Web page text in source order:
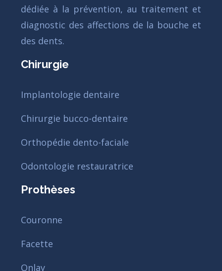
dédiée à la prévention, au traitement et
diagnostic des affections de la bouche et
des dents.
Chirurgie
Implantologie dentaire
Chirurgie bucco-dentaire
Orthopédie dento-faciale
Odontologie restauratrice
Prothèses
Couronne
Facette
Onlay